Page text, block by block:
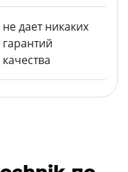
не дает никаких
гарантий
качества